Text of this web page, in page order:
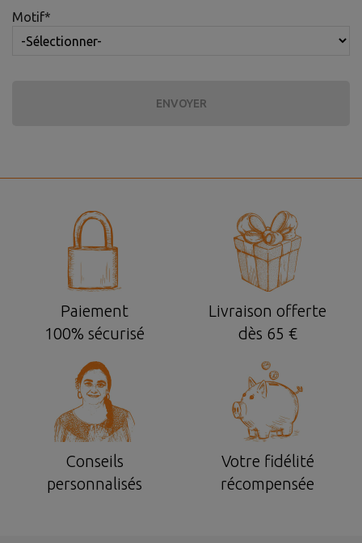
Motif*
ENVOYER
Paiement
100% sécurisé
Livraison offerte
dès 65 €
Conseils
personnalisés
Votre fidélité
récompensée